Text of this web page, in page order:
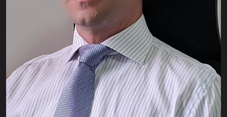
trabalhistas, previdenciárias e as que
envolvem direito de família.
Possui formação em língua espanhola, nível
Superior com certificação pelo Instituto
Cervantes/Espanha e formação em língua
inglesa, nível FCE com certificação pela
University of Cambridge - ESOL
Examinations/UK.